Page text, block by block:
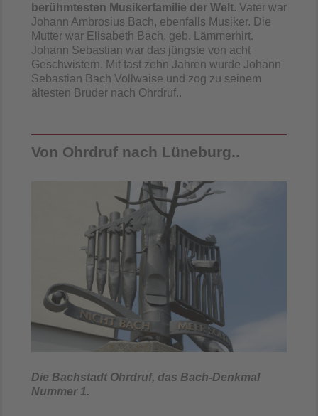
berühmtesten Musikerfamilie der Welt. Vater war
Johann Ambrosius Bach, ebenfalls Musiker. Die
Mutter war Elisabeth Bach, geb. Lämmerhirt.
Johann Sebastian war das jüngste von acht
Geschwistern. Mit fast zehn Jahren wurde Johann
Sebastian Bach Vollwaise und zog zu seinem
ältesten Bruder nach Ohrdruf..
Von Ohrdruf nach Lüneburg..
Die Bachstadt Ohrdruf, das Bach-Denkmal
Nummer 1.